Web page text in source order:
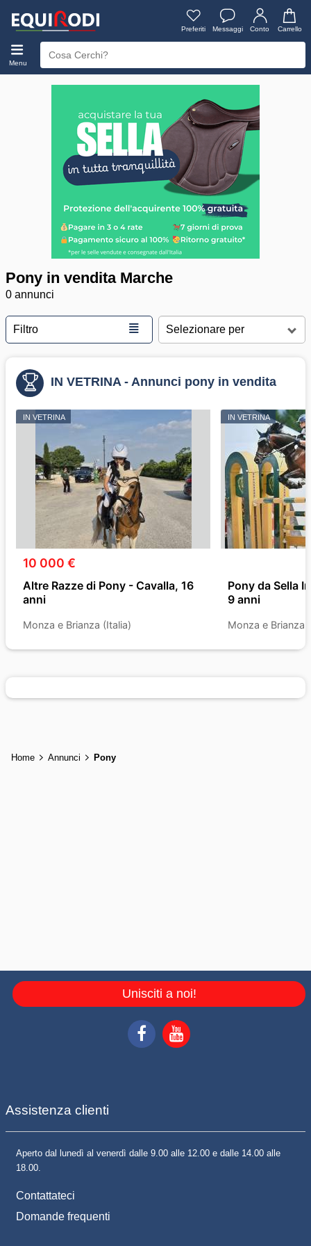
Preferiti Messaggi Conto Carrello
Menu
Pony in vendita Marche
0 annunci
Filtro ≣
IN VETRINA - Annunci pony in vendita
IN VETRINA
10 000 €
Altre Razze di Pony - Cavalla, 16
anni
Monza e Brianza (Italia)
IN VETRINA
Pony da Sella
9 anni
Monza e Brianza
Home Annunci Pony
Unisciti a noi!
Assistenza clienti
Aperto dal lunedì al venerdì dalle 9.00 alle 12.00 e dalle 14.00 alle
18.00.
Contattateci
Domande frequenti